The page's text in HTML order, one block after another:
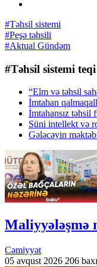
#Təhsil sistemi
#Peşə təhsili
#Aktual Gündəm
#Təhsil sistemi
“Elm və təhsil
İmtahan
İmtahansız
Süni intellekt və
Gələcəyin
Maliyyələşmə
Cəmiyyət
05 avqust 2026 206